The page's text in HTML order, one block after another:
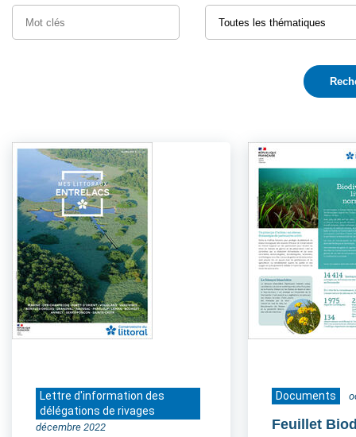
Lettre d'information des
délégations de rivages
décembre 2022
Documents
Feuillet